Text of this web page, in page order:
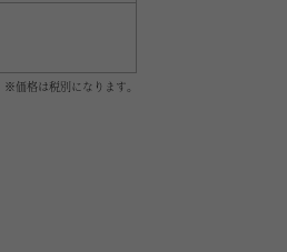
※価格は税別になります。